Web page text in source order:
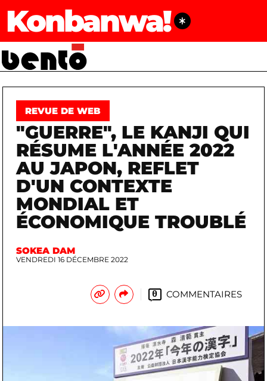
Konbanwa!
REVUE DE WEB
"GUERRE", LE KANJI QUI
RÉSUME L'ANNÉE 2022
AU JAPON, REFLET
D'UN CONTEXTE
MONDIAL ET
ÉCONOMIQUE TROUBLÉ
SOKEA DAM
VENDREDI 16 DÉCEMBRE 2022
0 COMMENTAIRES